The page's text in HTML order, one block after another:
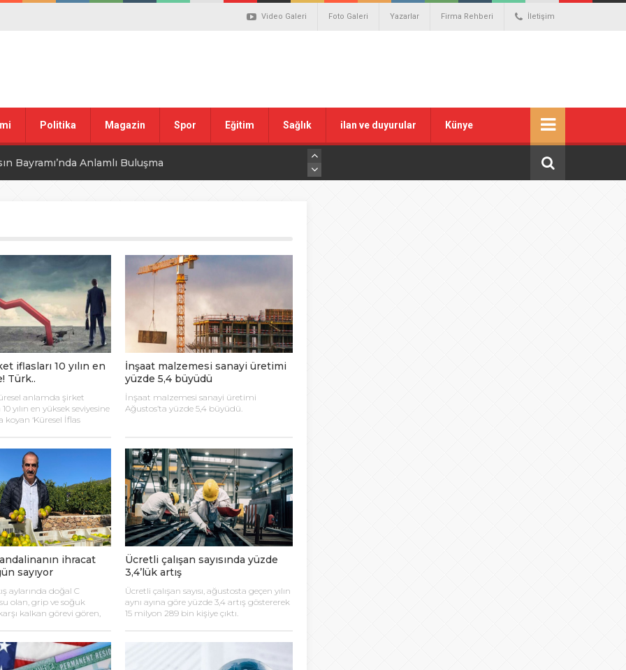
Video Galeri Foto Galeri Yazarlar Firma Rehberi İletişim
Politika Magazin Spor Eğitim Sağlık ilan ve duyurular Künye
Bayramı’nda Anlamlı Buluşma
Marşı’nın Kabulünün 105. Yılı Mesajı
ilgili düzenleme görüşülüyor
Tartışması: Belediye Başkanı Özlü’ye Yönelik Sözlere
haber” açıklaması
Valisine tepki gösterdi
paniği
iflasları 10 yılın en
Türk..
anlamda şirket
yılın en yüksek seviyesine
koyan ‘Küresel İflas
de içerisinde yer
ise şirket iflaslarında
İnşaat malzemesi sanayi üretimi
yüzde 5,4 büyüdü
İnşaat malzemesi sanayi üretimi
Ağustos’ta yüzde 5,4 büyüdü.
ihracat
sayıyor
aylarında doğal C
olan, grip ve soğuk
kalkan görevi gören,
mandalinada hasat
geldi.
Ücretli çalışan sayısında yüzde
3,4’lük artış
Ücretli çalışan sayısı, ağustosta geçen yılın
aynı ayına göre yüzde 3,4 artış göstererek
15 milyon 289 bin kişiye çıktı.